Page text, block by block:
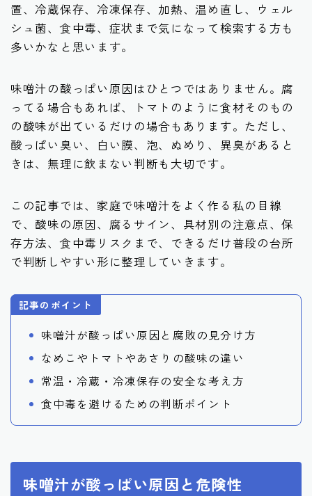
置、冷蔵保存、冷凍保存、加熱、温め直し、ウェル
シュ菌、食中毒、症状まで気になって検索する方も
多いかなと思います。
味噌汁の酸っぱい原因はひとつではありません。腐
ってる場合もあれば、トマトのように食材そのもの
の酸味が出ているだけの場合もあります。ただし、
酸っぱい臭い、白い膜、泡、ぬめり、異臭があると
きは、無理に飲まない判断も大切です。
この記事では、家庭で味噌汁をよく作る私の目線
で、酸味の原因、腐るサイン、具材別の注意点、保
存方法、食中毒リスクまで、できるだけ普段の台所
で判断しやすい形に整理していきます。
記事のポイント
味噌汁が酸っぱい原因と腐敗の見分け方
なめこやトマトやあさりの酸味の違い
常温・冷蔵・冷凍保存の安全な考え方
食中毒を避けるための判断ポイント
味噌汁が酸っぱい原因と危険性